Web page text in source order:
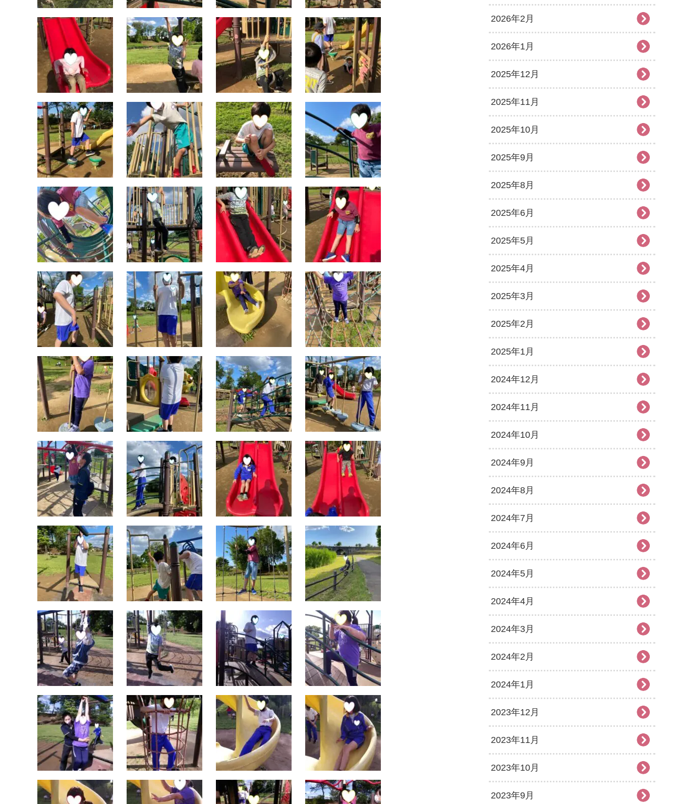
2026年2月
2026年1月
2025年12月
2025年11月
2025年10月
2025年9月
2025年8月
2025年6月
2025年5月
2025年4月
2025年3月
2025年2月
2025年1月
2024年12月
2024年11月
2024年10月
2024年9月
2024年8月
2024年7月
2024年6月
2024年5月
2024年4月
2024年3月
2024年2月
2024年1月
2023年12月
2023年11月
2023年10月
2023年9月